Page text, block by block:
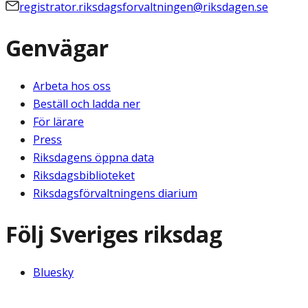
registrator.riksdagsforvaltningen@riksdagen.se
Genvägar
Arbeta hos oss
Beställ och ladda ner
För lärare
Press
Riksdagens öppna data
Riksdagsbiblioteket
Riksdagsförvaltningens diarium
Följ Sveriges riksdag
Bluesky